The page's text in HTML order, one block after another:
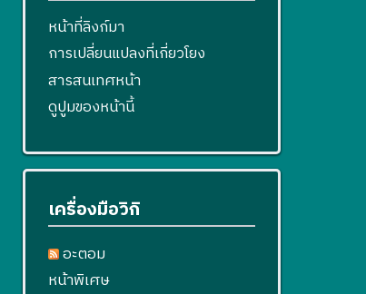
หน้าที่ลิงก์มา
การเปลี่ยนแปลงที่เกี่ยวโยง
สารสนเทศหน้า
ดูปูมของหน้านี้
เครื่องมือวิกิ
อะตอม
หน้าพิเศษ